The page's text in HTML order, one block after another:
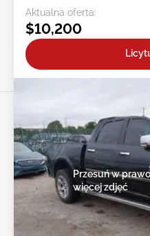
Aktualna oferta:
$10,200
Przesuń w
więcej zdjęć